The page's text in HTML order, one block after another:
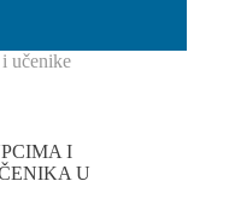
učenike
I
U